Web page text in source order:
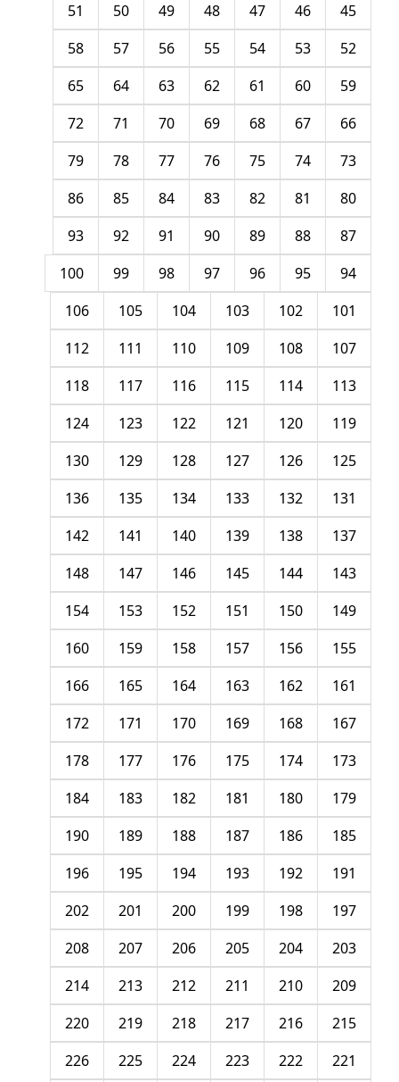
45
46
47
48
49
50
51
52
53
54
55
56
57
58
59
60
61
62
63
64
65
66
67
68
69
70
71
72
73
74
75
76
77
78
79
80
81
82
83
84
85
86
87
88
89
90
91
92
93
94
95
96
97
98
99
100
101
102
103
104
105
106
107
108
109
110
111
112
113
114
115
116
117
118
119
120
121
122
123
124
125
126
127
128
129
130
131
132
133
134
135
136
137
138
139
140
141
142
143
144
145
146
147
148
149
150
151
152
153
154
155
156
157
158
159
160
161
162
163
164
165
166
167
168
169
170
171
172
173
174
175
176
177
178
179
180
181
182
183
184
185
186
187
188
189
190
191
192
193
194
195
196
197
198
199
200
201
202
203
204
205
206
207
208
209
210
211
212
213
214
215
216
217
218
219
220
221
222
223
224
225
226